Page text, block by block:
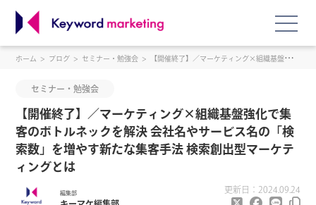
ホーム ブログ セミナー・勉強会 【開催終了】／マーケティング×組織基盤強化で集客のボトルネックを解決 会社名やサービス名の「検索数」を増やす新たな集客手法 検索創出型マーケティングとは
セミナー・勉強会
【開催終了】／マーケティング×組織基盤強化で集
客のボトルネックを解決 会社名やサービス名の「検
索数」を増やす新たな集客手法 検索創出型マーケテ
ィングとは
編集部
キーマケ編集部
更新日：2024.09.24